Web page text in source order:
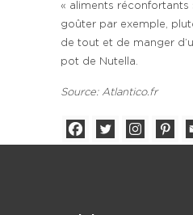
« aliments réconfortants
goûter par exemple,
de tout et de manger
pot de Nutella.
Source: Atlantico.fr